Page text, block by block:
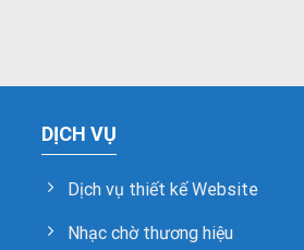
DỊCH VỤ
Dịch vụ thiết kế Website
Nhạc chờ thương hiệu